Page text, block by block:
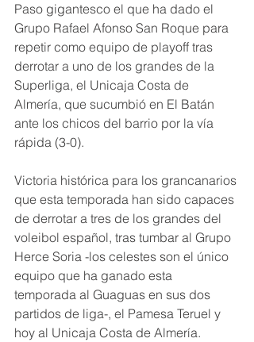
Paso gigantesco el que ha dado el
Grupo Rafael Afonso San Roque para
repetir como equipo de playoff tras
derrotar a uno de los grandes de la
Superliga, el Unicaja Costa de
Almería, que sucumbió en El Batán
ante los chicos del barrio por la vía
rápida (3-0).
Victoria histórica para los grancanarios
que esta temporada han sido capaces
de derrotar a tres de los grandes del
voleibol español, tras tumbar al Grupo
Herce Soria -los celestes son el único
equipo que ha ganado esta
temporada al Guaguas en sus dos
partidos de liga-, el Pamesa Teruel y
hoy al Unicaja Costa de Almería.